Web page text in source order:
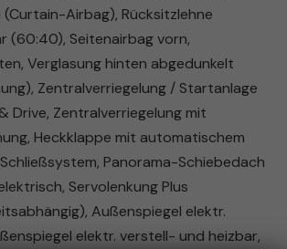
Airbag), Rücksitzlehne
(60:40), Seitenairbag vorn,
Verglasung hinten abgedunkelt
Zentralverriegelung / Startanlage
Drive, Zentralverriegelung mit
Heckklappe mit automatischem
Panorama-Schiebedach
Servolenkung Plus
Außenspiegel elektr.
elektr. verstell- und heizbar,